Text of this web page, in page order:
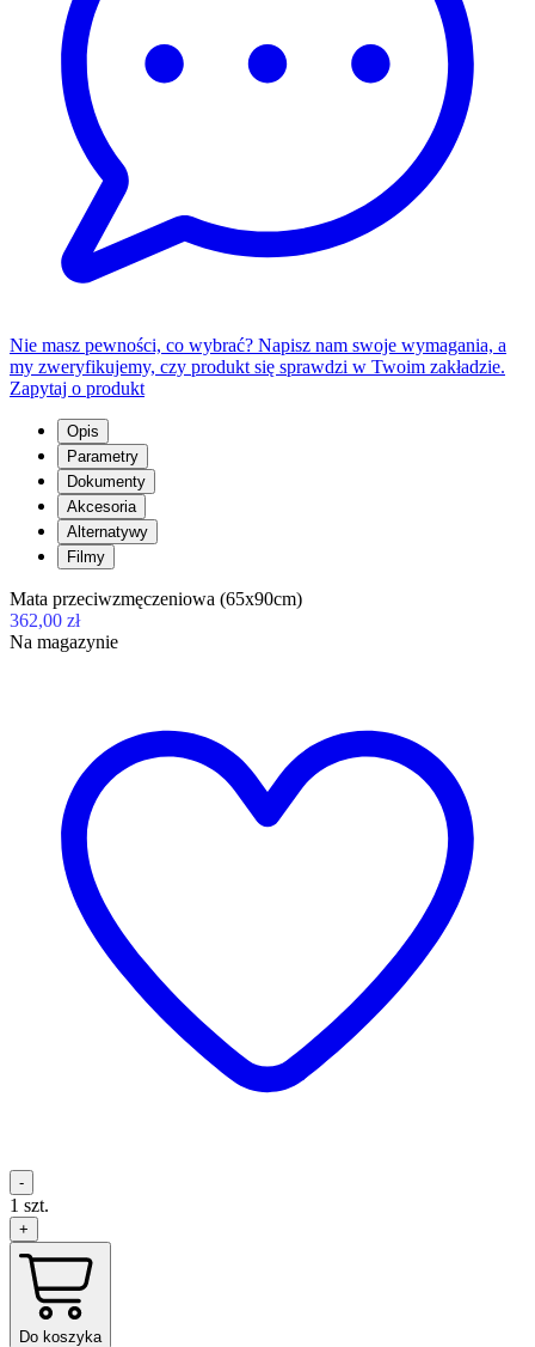
Nie masz pewności, co wybrać? Napisz nam swoje wymagania, a
my zweryfikujemy, czy produkt się sprawdzi w Twoim zakładzie.
Zapytaj o produkt
Opis
Parametry
Dokumenty
Akcesoria
Alternatywy
Filmy
Mata przeciwzmęczeniowa (65x90cm)
362,00 zł
Na magazynie
-
1 szt.
+
Do koszyka